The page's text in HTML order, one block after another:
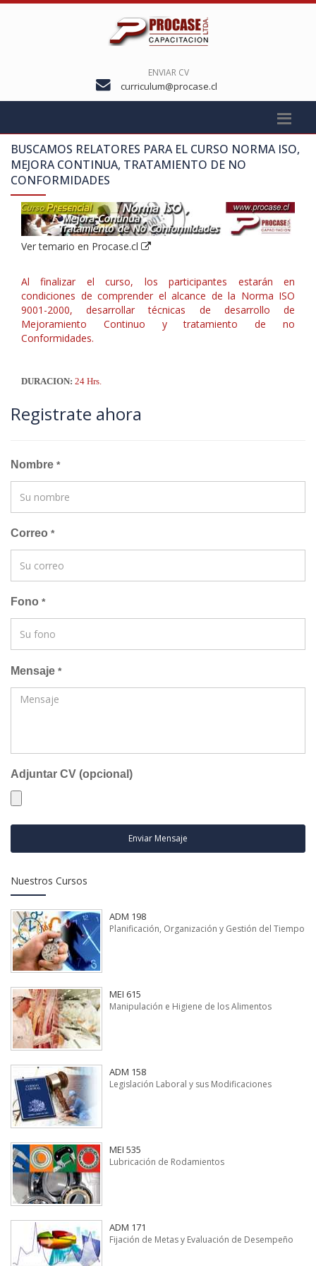
ENVIAR CV
curriculum@procase.cl
BUSCAMOS RELATORES PARA EL CURSO NORMA ISO,
MEJORA CONTINUA, TRATAMIENTO DE NO
CONFORMIDADES
Ver temario en Procase.cl
Al finalizar el curso, los participantes estarán en
condiciones de comprender el alcance de la Norma ISO
9001-2000, desarrollar técnicas de desarrollo de
Mejoramiento Continuo y tratamiento de no
Conformidades.
DURACION: 24 Hrs.
Registrate ahora
Nombre *
Correo *
Fono *
Mensaje *
Adjuntar CV (opcional)
Enviar Mensaje
Nuestros Cursos
ADM 198
Planificación, Organización y Gestión del Tiempo
MEI 615
Manipulación e Higiene de los Alimentos
ADM 158
Legislación Laboral y sus Modificaciones
MEI 535
Lubricación de Rodamientos
ADM 171
Fijación de Metas y Evaluación de Desempeño